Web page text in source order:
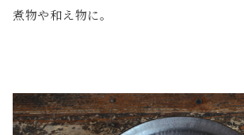
煮物や和え物に。